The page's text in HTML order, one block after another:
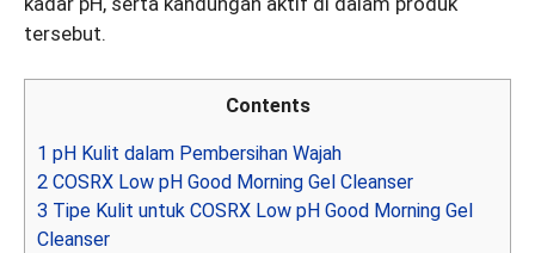
tersebut.
Contents
1 pH Kulit dalam Pembersihan Wajah
2 COSRX Low pH Good Morning Gel Cleanser
3 Tipe Kulit untuk COSRX Low pH Good Morning Gel
Cleanser